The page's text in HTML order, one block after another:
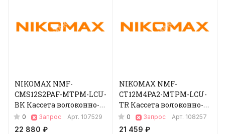
NIKOMAX NMF-
CMS12S2PAF-MTPM-LCU-
BK Кассета волоконно-
оптическая
0 Запрос Арт. 107529
22 880 ₽
NIKOMAX NMF-
CT12M4PA2-MTPM-LCU-
TR Кассета волоконно-
оптическая
0 Запрос Арт. 108257
21 459 ₽